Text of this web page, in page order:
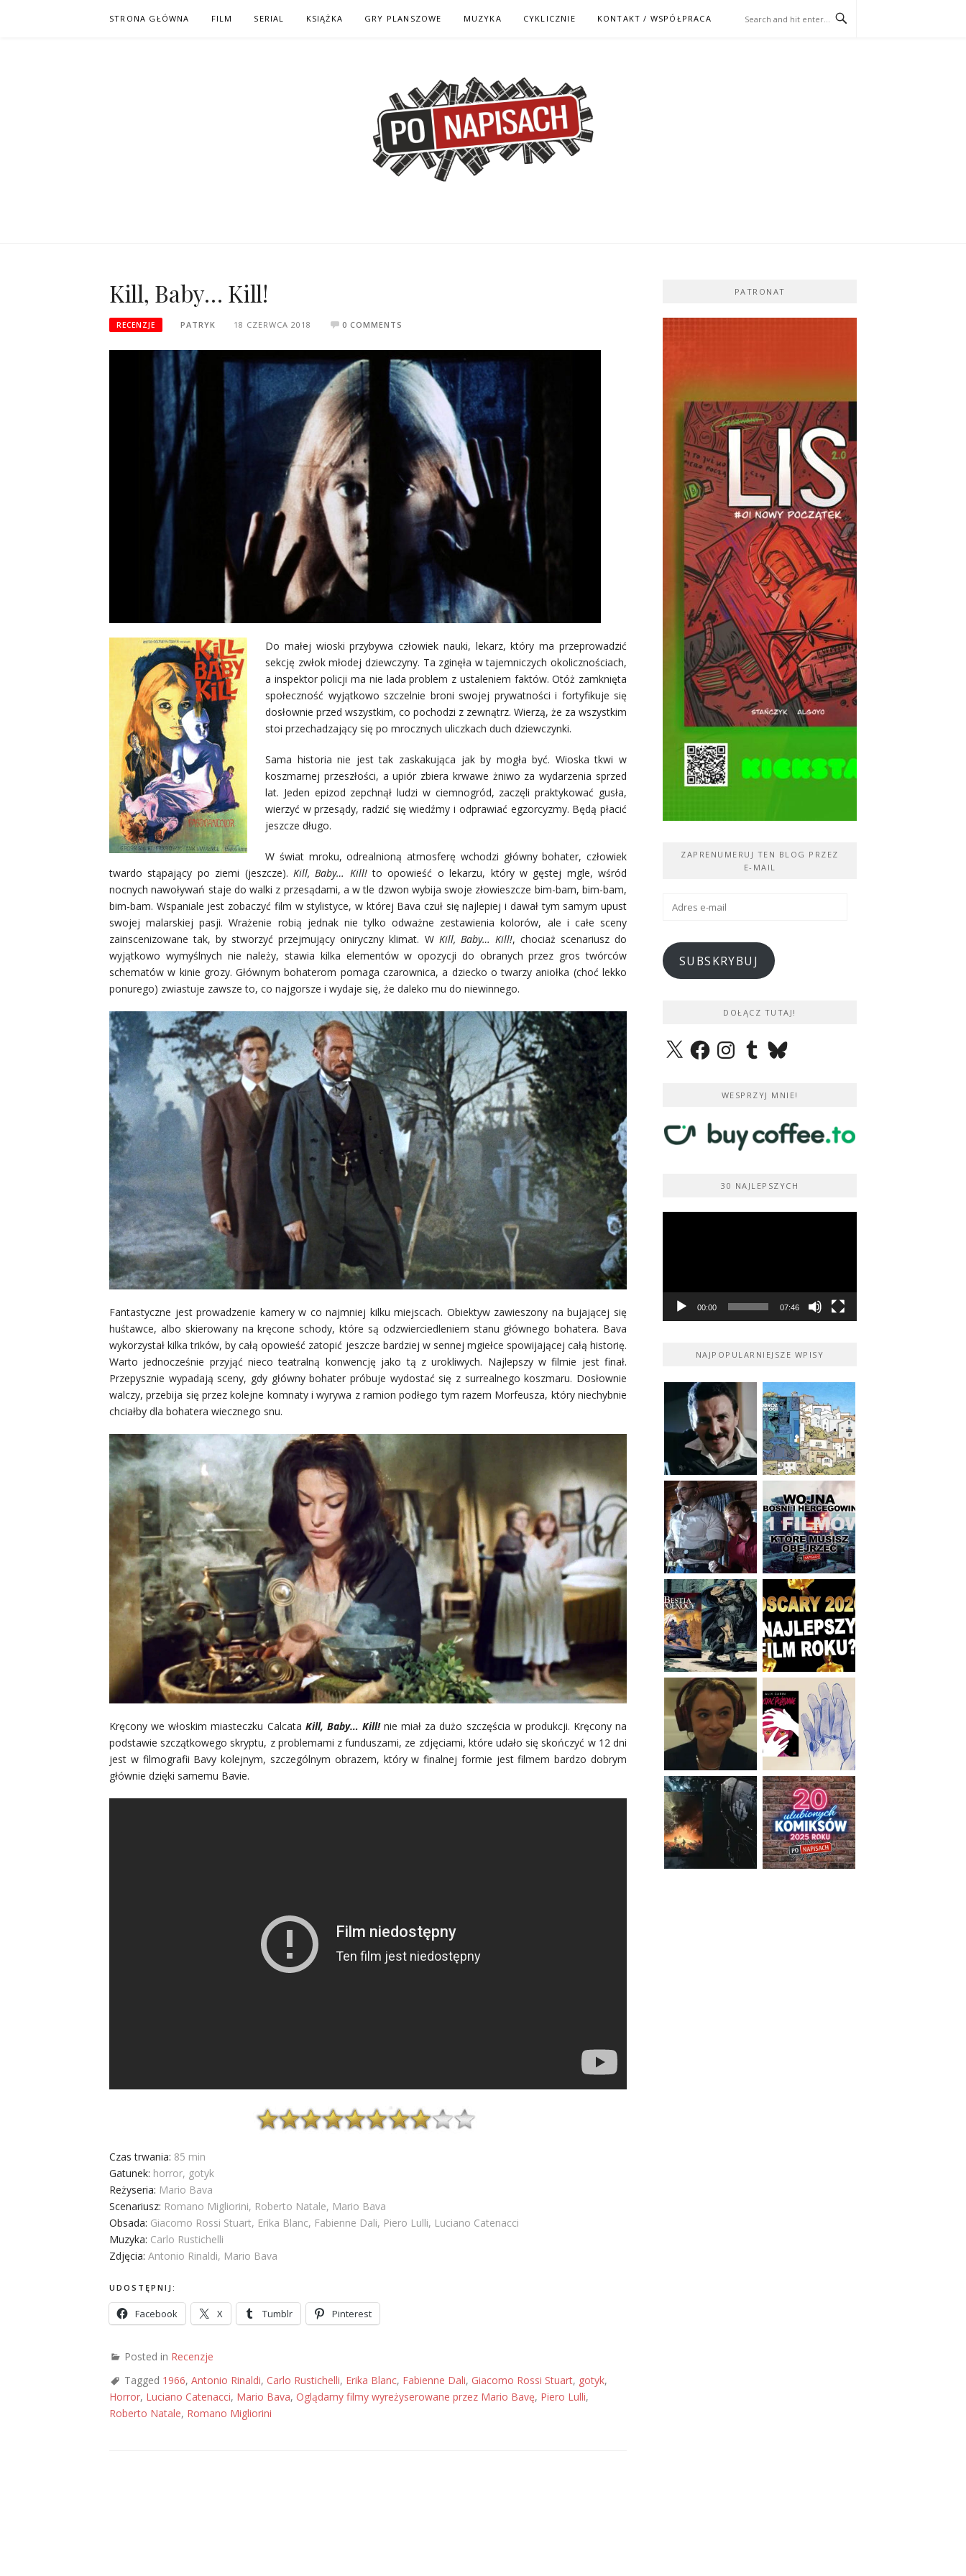
STRONA GŁÓWNA FILM SERIAL KSIĄŻKA GRY PLANSZOWE MUZYKA CYKLICZNIE KONTAKT / WSPÓŁPRACA
Kill, Baby… Kill!
RECENZJE PATRYK 18 CZERWCA 2018 0 COMMENTS
Do małej wioski przybywa człowiek nauki, lekarz, który ma przeprowadzić
sekcję zwłok młodej dziewczyny. Ta zginęła w tajemniczych okolicznościach,
a inspektor policji ma nie lada problem z ustaleniem faktów. Otóż zamknięta
społeczność wyjątkowo szczelnie broni swojej prywatności i fortyfikuje się
dosłownie przed wszystkim, co pochodzi z zewnątrz. Wierzą, że za wszystkim
stoi przechadzający się po mrocznych uliczkach duch dziewczynki.
Sama historia nie jest tak zaskakująca jak by mogła być. Wioska tkwi w
koszmarnej przeszłości, a upiór zbiera krwawe żniwo za wydarzenia sprzed
lat. Jeden epizod zepchnął ludzi w ciemnogród, zaczęli praktykować gusła,
wierzyć w przesądy, radzić się wiedźmy i odprawiać egzorcyzmy. Będą płacić
jeszcze długo.
W świat mroku, odrealnioną atmosferę wchodzi główny bohater, człowiek
twardo stąpający po ziemi (jeszcze). Kill, Baby… Kill!to opowieść o lekarzu, który w gęstej mgle, wśród
nocnych nawoływań staje do walki z przesądami, a w tle dzwon wybija swoje złowieszcze bim-bam, bim-bam,
bim-bam. Wspaniale jest zobaczyć film w stylistyce, w której Bava czuł się najlepiej i dawał tym samym upust
swojej malarskiej pasji. Wrażenie robią jednak nie tylko odważne zestawienia kolorów, ale i całe sceny
zainscenizowane tak, by stworzyć przejmujący oniryczny klimat. W Kill, Baby… Kill!, chociaż scenariusz do
wyjątkowo wymyślnych nie należy, stawia kilka elementów w opozycji do obranych przez gros twórców
schematów w kinie grozy. Głównym bohaterom pomaga czarownica, a dziecko o twarzy aniołka (choć lekko
ponurego) zwiastuje zawsze to, co najgorsze i wydaje się, że daleko mu do niewinnego.
Fantastyczne jest prowadzenie kamery w co najmniej kilku miejscach. Obiektyw zawieszony na bujającej się
huśtawce, albo skierowany na kręcone schody, które są odzwierciedleniem stanu głównego bohatera. Bava
wykorzystał kilka trików, by całą opowieść zatopić jeszcze bardziej w sennej mgiełce spowijającej całą historię.
Warto jednocześnie przyjąć nieco teatralną konwencję jako tą z urokliwych. Najlepszy w filmie jest finał.
Przepysznie wypadają sceny, gdy główny bohater próbuje wydostać się z surrealnego koszmaru. Dosłownie
walczy, przebija się przez kolejne komnaty i wyrywa z ramion podłego tym razem Morfeusza, który niechybnie
chciałby dla bohatera wiecznego snu.
Kręcony we włoskim miasteczku Calcata Kill, Baby… Kill! nie miał za dużo szczęścia w produkcji. Kręcony na
podstawie szczątkowego skryptu, z problemami z funduszami, ze zdjęciami, które udało się skończyć w 12 dni
jest w filmografii Bavy kolejnym, szczególnym obrazem, który w finalnej formie jest filmem bardzo dobrym
głównie dzięki samemu Bavie.
Czas trwania: 85 min
Gatunek: horror, gotyk
Reżyseria: Mario Bava
Scenariusz: Romano Migliorini, Roberto Natale, Mario Bava
Obsada: Giacomo Rossi Stuart, Erika Blanc, Fabienne Dali, Piero Lulli, Luciano Catenacci
Muzyka: Carlo Rustichelli
Zdjęcia: Antonio Rinaldi, Mario Bava
UDOSTĘPNIJ:
Facebook X Tumblr Pinterest
Posted in Recenzje
Tagged 1966, Antonio Rinaldi, Carlo Rustichelli, Erika Blanc, Fabienne Dali, Giacomo Rossi Stuart, gotyk,
Horror, Luciano Catenacci, Mario Bava, Oglądamy filmy wyreżyserowane przez Mario Bavę, Piero Lulli,
Roberto Natale, Romano Migliorini
PATRONAT
ZAPRENUMERUJ TEN BLOG PRZEZ
E-MAIL
Adres
SUBSKRYBUJ
DOŁĄCZ TUTAJ!
X FacebookInstagramTumblrBluesky
WESPRZYJ MNIE!
30 NAJLEPSZYCH
00:00 07:46
NAJPOPULARNIEJSZE WPISY